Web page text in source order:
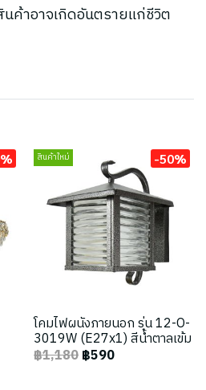
ค้าอาจเกิดอันตรายแก่ชีวิต
สินค้าใหม่ -50%
โคมไฟผนังภายนอก รุ่น 12-O-
3019W (E27x1) สีน้ำตาลเข้ม
฿1,180฿590